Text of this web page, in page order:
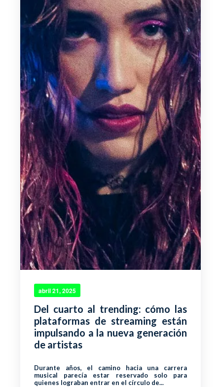
abril 21, 2025
Del cuarto al trending: cómo las
plataformas de streaming están
impulsando a la nueva generación
de artistas
Durante años, el camino hacia una carrera
musical parecía estar reservado solo para
quienes lograban entrar en el círculo de...